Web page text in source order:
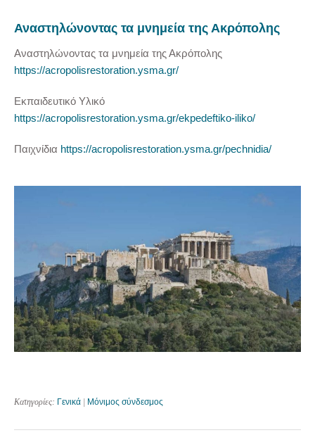
Αναστηλώνοντας τα μνημεία της Ακρόπολης
Αναστηλώνοντας τα μνημεία της Ακρόπολης
https://acropolisrestoration.ysma.gr/
Εκπαιδευτικό Υλικό
https://acropolisrestoration.ysma.gr/ekpedeftiko-iliko/
Παιχνίδια https://acropolisrestoration.ysma.gr/pechnidia/
Κατηγορίες: Γενικά Μόνιμος σύνδεσμος